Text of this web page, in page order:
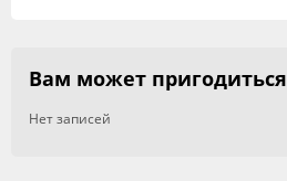
Вам может пригодиться
Нет записей